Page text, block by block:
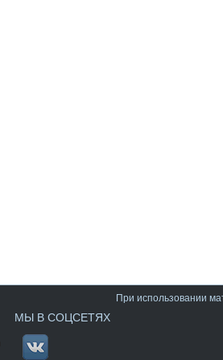
При использовании
МЫ В СОЦСЕТЯХ